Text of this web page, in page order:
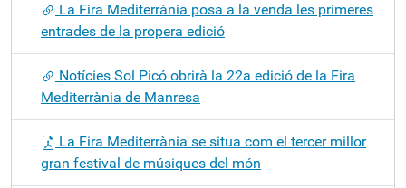
La Fira Mediterrània posa a la venda les primeres
entrades de la propera edició
Notícies Sol Picó obrirà la 22a edició de la Fira
Mediterrània de Manresa
La Fira Mediterrània se situa com el tercer millor
gran festival de músiques del món